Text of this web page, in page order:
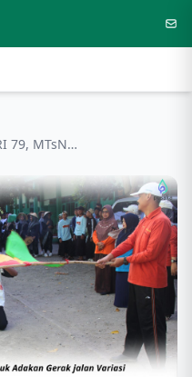
Meriahkan HUT RI 79, MTsN 8 Nganjuk Adakan Gerak jalan Variasi